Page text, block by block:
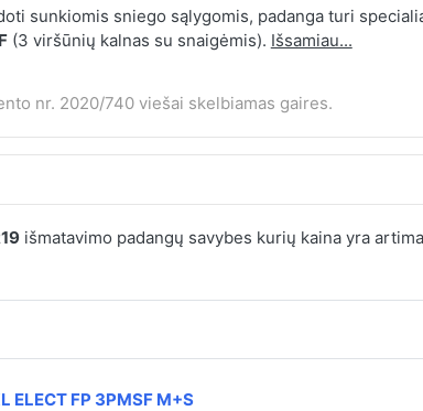
sunkiomis sniego sąlygomis, padanga turi
(3 viršūnių kalnas su snaigėmis). Išsamiau...
nr. 2020/740 viešai skelbiamas gaires.
išmatavimo padangų savybes kurių kaina yra
ELECT FP 3PMSF M+S